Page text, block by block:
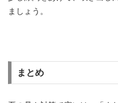
ましょう。
まとめ